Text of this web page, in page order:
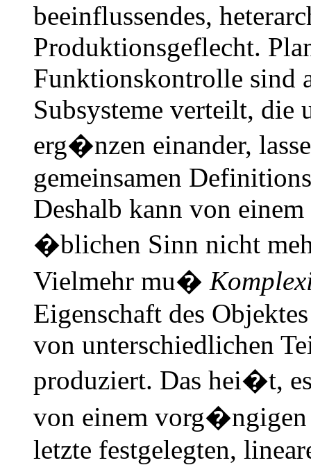
beeinflussendes,
Produktionsgeflecht.
Funktionskontrolle sind
Subsysteme verteilt, die
erg�nzen einander,
gemeinsamen
Deshalb kann von
�blichen Sinn nicht
Vielmehr mu�
Eigenschaft des
von unterschiedlichen
produziert. Das hei�t,
von einem
letzte festgelegten,